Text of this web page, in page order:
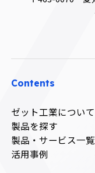
Contents
ゼット工業について
製品を探す
製品・サービス一覧
活用事例